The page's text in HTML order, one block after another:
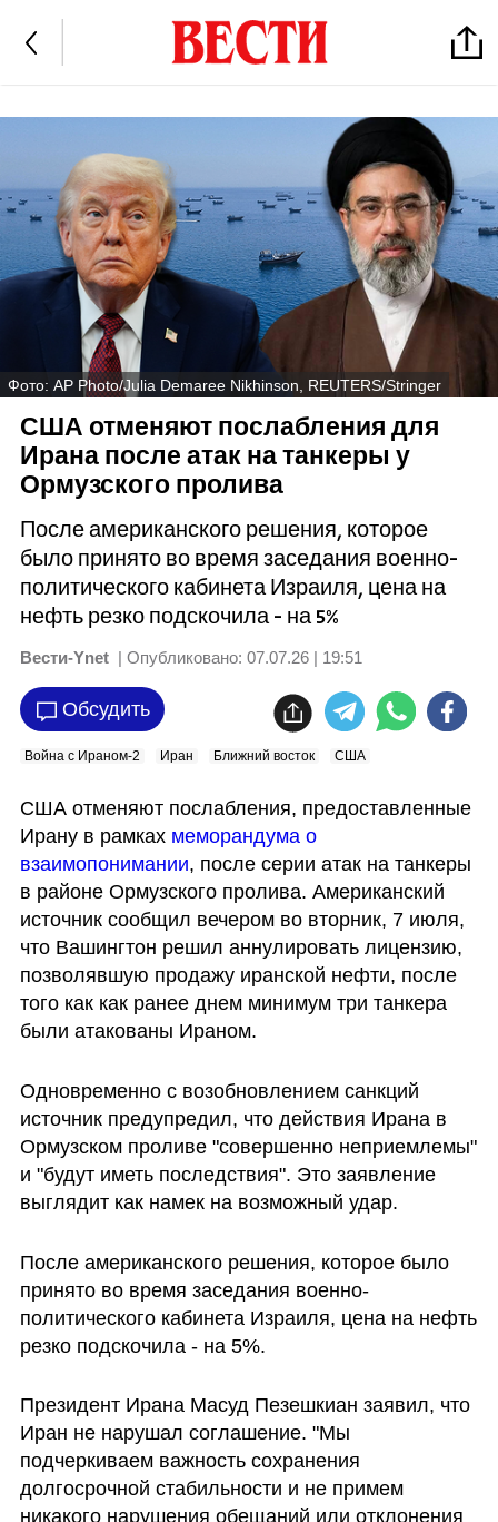
Фото: AP Photo/Julia Demaree Nikhinson, REUTERS/Stringer
США отменяют послабления для
Ирана после атак на танкеры у
Ормузского пролива
После американского решения, которое
было принято во время заседания военно-
политического кабинета Израиля, цена на
нефть резко подскочила - на 5%
Вести-Ynet | Опубликовано: 07.07.26 | 19:51
Обсудить
Война с Ираном-2 Иран Ближний восток США
США отменяют послабления, предоставленные
Ирану в рамках меморандума о
взаимопонимании, после серии атак на танкеры
в районе Ормузского пролива. Американский
источник сообщил вечером во вторник, 7 июля,
что Вашингтон решил аннулировать лицензию,
позволявшую продажу иранской нефти, после
того как как ранее днем минимум три танкера
были атакованы Ираном.
Одновременно с возобновлением санкций
источник предупредил, что действия Ирана в
Ормузском проливе "совершенно неприемлемы"
и "будут иметь последствия". Это заявление
выглядит как намек на возможный удар.
После американского решения, которое было
принято во время заседания военно-
политического кабинета Израиля, цена на нефть
резко подскочила - на 5%.
Президент Ирана Масуд Пезешкиан заявил, что
Иран не нарушал соглашение. "Мы
подчеркиваем важность сохранения
долгосрочной стабильности и не примем
никакого нарушения обещаний или отклонения